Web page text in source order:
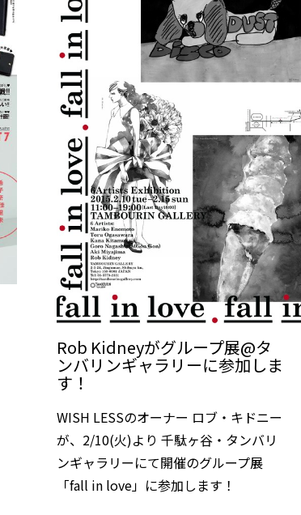
Rob Kidneyがグループ展@タ
ンバリンギャラリーに参加しま
す！
WISH LESSのオーナー ロブ・キドニー
が、2/10(火)より 千駄ヶ谷・タンバリ
ンギャラリーにて開催のグループ展
「fall in love」に参加します！